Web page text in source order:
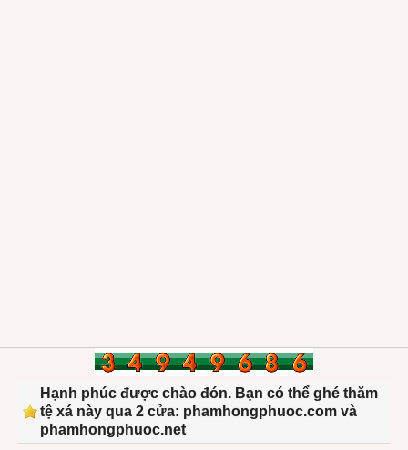
Hạnh phúc được chào đón. Bạn có thể ghé thăm
tệ xá này qua 2 cửa: phamhongphuoc.com và
phamhongphuoc.net